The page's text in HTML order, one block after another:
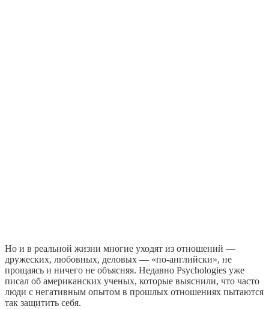
Но и в реальной жизни многие уходят из отношений —
дружеских, любовных, деловых — «по-английски», не
прощаясь и ничего не объясняя. Недавно Psychologies уже
писал об американских ученых, которые выяснили, что часто
люди с негативным опытом в прошлых отношениях пытаются
так защитить себя.